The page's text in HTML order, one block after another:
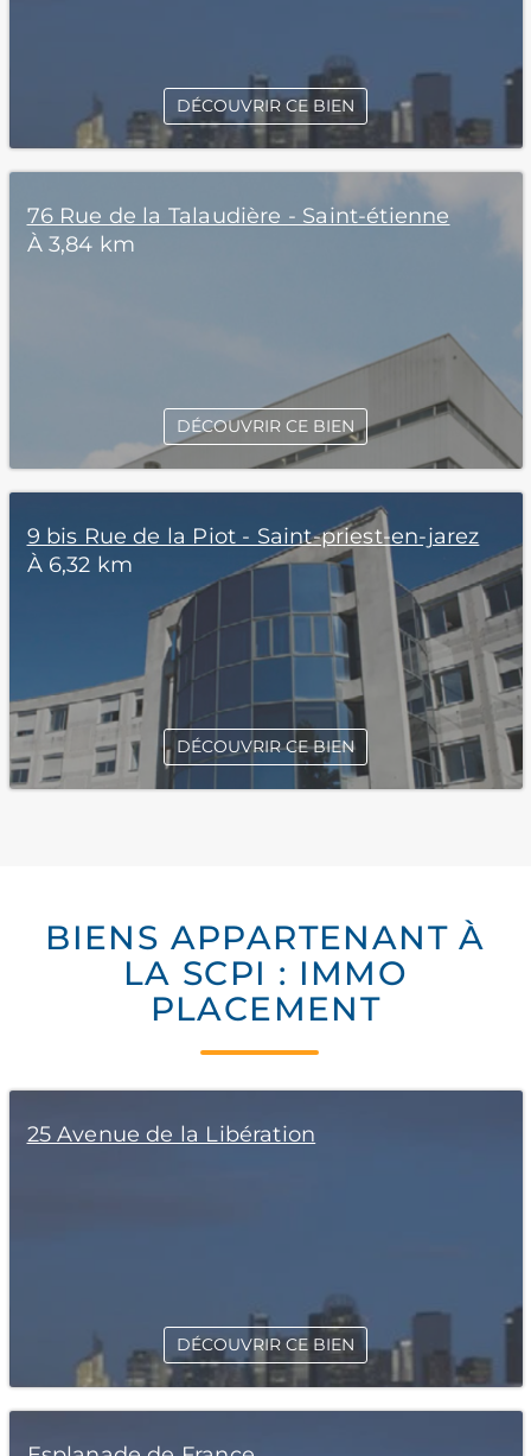
DÉCOUVRIR CE BIEN
76 Rue de la Talaudière - Saint-étienne
À 3,84 km
DÉCOUVRIR CE BIEN
9 bis Rue de la Piot - Saint-priest-en-jarez
À 6,32 km
DÉCOUVRIR CE BIEN
BIENS APPARTENANT À
LA SCPI : IMMO
PLACEMENT
25 Avenue de la Libération
DÉCOUVRIR CE BIEN